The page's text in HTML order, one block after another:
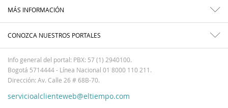
MÁS INFORMACIÓN
CONOZCA NUESTROS PORTALES
Info general del portal: PBX: 57 (1) 2940100.
Bogotá 5714444 - Línea Nacional 01 8000 110 211.
Dirección: Av. Calle 26 # 68B-70.
servicioalclienteweb@eltiempo.com